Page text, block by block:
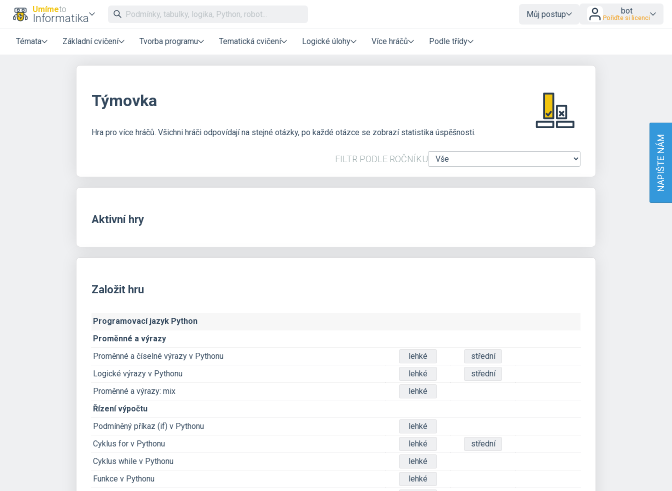
Umímeto
Informatika Můj postup bot
Pořiďte si licenci
Témata Základní cvičení Tvorba programu Tematická cvičení Logické úlohy Více hráčů Podle třídy
Týmovka
Hra pro více hráčů. Všichni hráči odpovídají na stejné otázky, po každé otázce se zobrazí statistika úspěšnosti.
FILTR PODLE ROČNÍKU
Aktivní hry
Založit hru
Programovací jazyk Python
Proměnné a výrazy
Proměnné a číselné výrazy v Pythonu
lehké
střední
Logické výrazy v Pythonu
lehké
střední
Proměnné a výrazy: mix
lehké
Řízení výpočtu
Podmíněný příkaz (if) v Pythonu
lehké
Cyklus for v Pythonu
lehké
střední
Cyklus while v Pythonu
lehké
Funkce v Pythonu
lehké
NAPIŠTE NÁM